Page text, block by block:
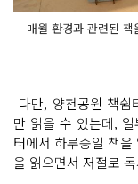
매월 환경과 관련된
다만, 양천공원 책
만 읽을 수 있는데,
터에서 하루종일 책
을 읽으면서 저절로